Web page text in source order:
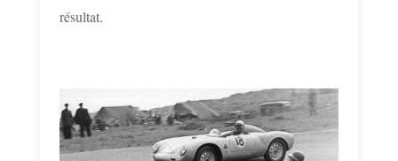
résultat.